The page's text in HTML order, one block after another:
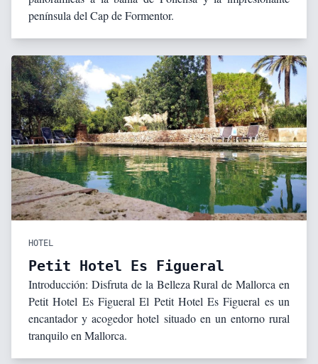
península del Cap de Formentor.
HOTEL
Petit Hotel Es Figueral
Introducción: Disfruta de la Belleza Rural de Mallorca en
Petit Hotel Es Figueral El Petit Hotel Es Figueral es un
encantador y acogedor hotel situado en un entorno rural
tranquilo en Mallorca.